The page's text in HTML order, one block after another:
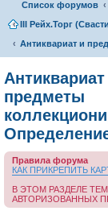
Список форумов
III Рейх.Торг
Антиквариат и
Антиквариат
предметы
Правила форума
КАК ПРИКРЕПИТЬ
В ЭТОМ РАЗДЕЛЕ
АВТОРИЗОВАННЫХ